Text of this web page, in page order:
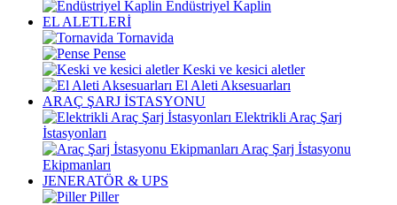
Endüstriyel Kaplin
EL ALETLERİ
Tornavida
Pense
Keski ve kesici aletler
El Aleti Aksesuarları
ARAÇ ŞARJ İSTASYONU
Elektrikli Araç Şarj
İstasyonları
Araç Şarj İstasyonu
Ekipmanları
JENERATÖR & UPS
Piller